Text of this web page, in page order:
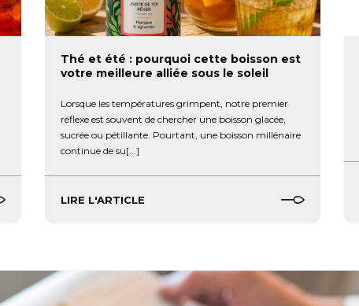
Thé et été : pourquoi cette boisson est
votre meilleure alliée sous le soleil
Lorsque les températures grimpent, notre premier
réflexe est souvent de chercher une boisson glacée,
sucrée ou pétillante. Pourtant, une boisson millénaire
continue de su[...]
LIRE L'ARTICLE